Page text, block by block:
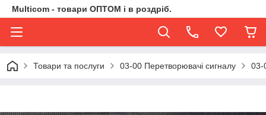
Multicom - товари ОПТОМ і в роздріб.
Товари та послуги 03-00 Перетворювачі сигналу 03-